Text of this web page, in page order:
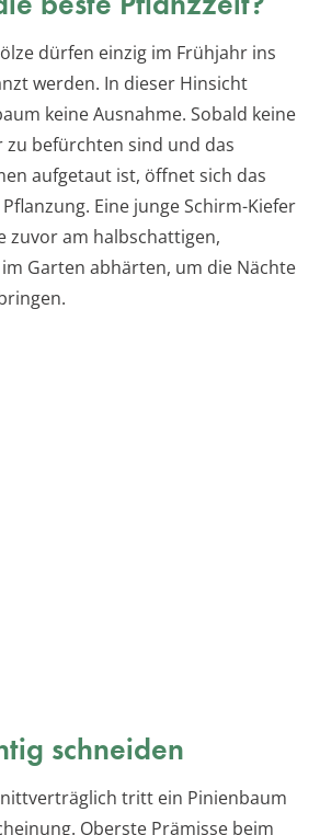
dürfen einzig im Frühjahr ins
werden. In dieser Hinsicht
keine Ausnahme. Sobald keine
befürchten sind und das
aufgetaut ist, öffnet sich das
Eine junge Schirm-Kiefer
zuvor am halbschattigen,
Garten abhärten, um die Nächte
schneiden
tritt ein Pinienbaum
Oberste Prämisse beim